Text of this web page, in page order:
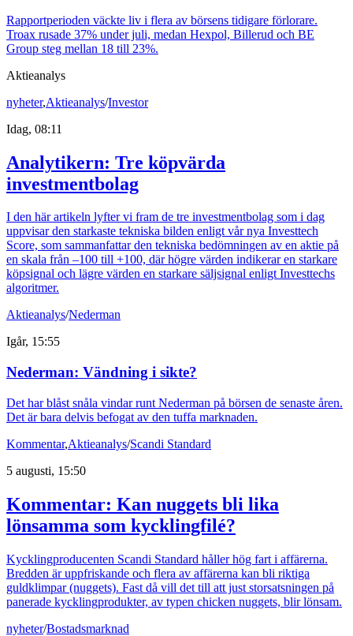
Rapportperioden väckte liv i flera av börsens tidigare förlorare.
Troax rusade 37% under juli, medan Hexpol, Billerud och BE
Group steg mellan 18 till 23%.
Aktieanalys
nyheter,Aktieanalys/Investor
Idag, 08:11
Analytikern: Tre köpvärda
investmentbolag
I den här artikeln lyfter vi fram de tre investmentbolag som i dag
uppvisar den starkaste tekniska bilden enligt vår nya Investtech
Score, som sammanfattar den tekniska bedömningen av en aktie på
en skala från –100 till +100, där högre värden indikerar en starkare
köpsignal och lägre värden en starkare säljsignal enligt Investtechs
algoritmer.
Aktieanalys/Nederman
Igår, 15:55
Nederman: Vändning i sikte?
Det har blåst snåla vindar runt Nederman på börsen de senaste åren.
Det är bara delvis befogat av den tuffa marknaden.
Kommentar,Aktieanalys/Scandi Standard
5 augusti, 15:50
Kommentar: Kan nuggets bli lika
lönsamma som kycklingfilé?
Kycklingproducenten Scandi Standard håller hög fart i affärerna.
Bredden är uppfriskande och flera av affärerna kan bli riktiga
guldklimpar (nuggets). Fast då vill det till att just storsatsningen på
panerade kycklingprodukter, av typen chicken nuggets, blir lönsam.
nyheter/Bostadsmarknad